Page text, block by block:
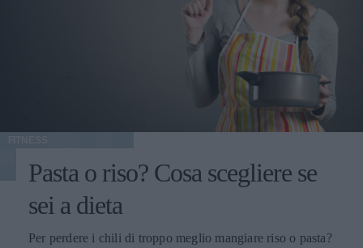
Pasta o riso? Cosa scegliere se
sei a dieta
Per perdere i chili di troppo meglio mangiare riso o pasta?